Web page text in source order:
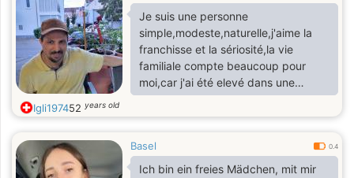
Je suis une personne
simple,modeste,naturelle,j'aime la
franchisse et la sériosité,la vie
familiale compte beaucoup pour
moi,car j'ai été elevé dans une
grande famille.
Igli197452 years old
Basel 0.4
Ich bin ein freies Mädchen, mit mir